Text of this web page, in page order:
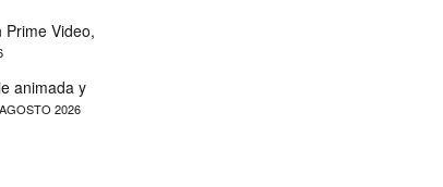
Prime Video,
animada y
2026